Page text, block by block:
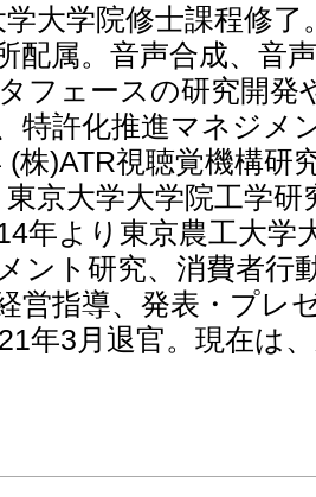
大学院修士課程修
配属。音声合成、音
フェースの研究開
特許化推進マネジメ
(株)ATR視聴覚機構
京大学大学院工学
年より東京農工大
ント研究、消費者行
営指導、発表・プレ
年3月退官。現在は